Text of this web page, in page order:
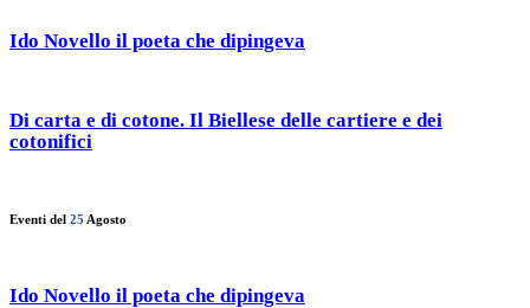
Ido Novello il poeta che dipingeva
Di carta e di cotone. Il Biellese delle cartiere e dei
cotonifici
Eventi del 25 Agosto
Ido Novello il poeta che dipingeva